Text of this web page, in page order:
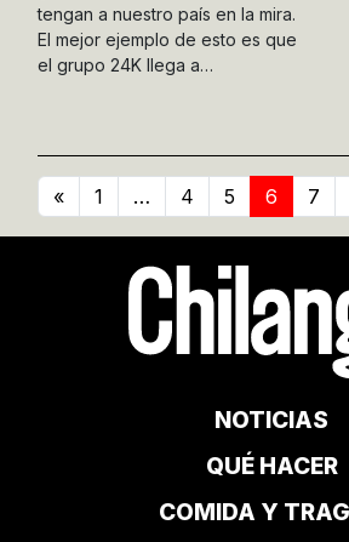
tengan a nuestro país en la mira.
El mejor ejemplo de esto es que
el grupo 24K llega a…
« 1 … 4 5 6 7
NOTICIAS
QUÉ HACER
COMIDA Y